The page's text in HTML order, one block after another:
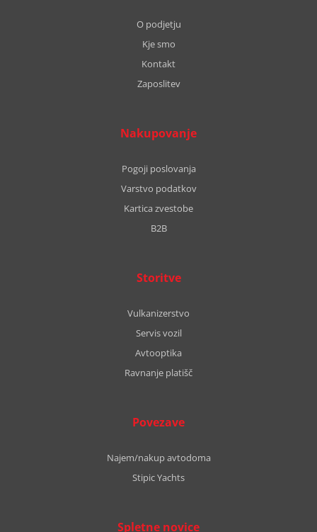
O podjetju
Kje smo
Kontakt
Zaposlitev
Nakupovanje
Pogoji poslovanja
Varstvo podatkov
Kartica zvestobe
B2B
Storitve
Vulkanizerstvo
Servis vozil
Avtooptika
Ravnanje platišč
Povezave
Najem/nakup avtodoma
Stipic Yachts
Spletne novice